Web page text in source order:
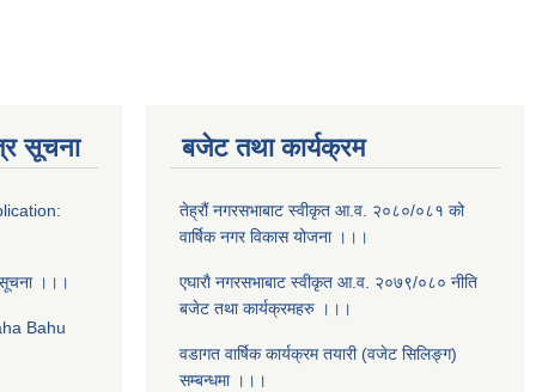
सूचना
।।।
Bahu
बजेट तथा कार्यक्रम
तेह्रौं नगरसभाबाट स्वीकृत आ‍.व. २०८०/०८१ को
वार्षिक नगर विकास योजना ।।।
एघाराै नगरसभाबाट स्वीकृत आ‍.व. २०७९/०८० नीति
बजेट तथा कार्यक्रमहरु ।।।
वडागत वार्षिक कार्यक्रम तयारी (वजेट सिलिङ्ग)
सम्बन्धमा ।।।